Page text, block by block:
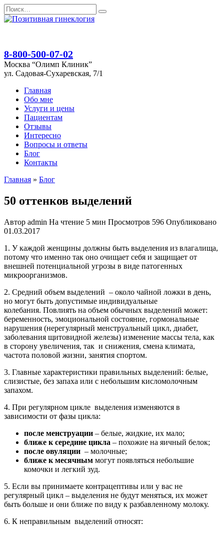
Перейти
к
Search
for:
8-800-500-07-02
Москва “Олимп Клиник”
ул. Садовая-Сухаревская, 7/1
Главная
Обо мне
Услуги и цены
Пациентам
Отзывы
Интересно
Вопросы и ответы
Блог
Контакты
Главная » Блог
50 оттенков выделений
Автор admin На чтение 5 мин Просмотров 596 Опубликовано
01.03.2017
1. У каждой женщины должны быть выделения из влагалища,
потому что именно так оно очищает себя и защищает от
внешней потенциальной угрозы в виде патогенных
микроорганизмов.
2. Средний объем выделений – около чайной ложки в день,
но могут быть допустимые индивидуальные
колебания. Повлиять на объем обычных выделений может:
беременность, эмоциональной состояние, гормональные
нарушения (нерегулярный менструальный цикл, диабет,
заболевания щитовидной железы) изменение массы тела, как
в сторону увеличения, так и снижения, смена климата,
частота половой жизни, занятия спортом.
3. Главные характеристики правильных выделений: белые,
слизистые, без запаха или с небольшим кисломолочным
запахом.
4. При регулярном цикле выделения изменяются в
зависимости от фазы цикла:
после менструации – белые, жидкие, их мало;
ближе к середине цикла – похожие на яичный белок;
после овуляции – молочные;
ближе к месячным могут появляться небольшие
комочки и легкий зуд.
5. Если вы принимаете контрацептивы или у вас не
регулярный цикл – выделения не будут меняться, их может
быть больше и они ближе по виду к разбавленному молоку.
6. К неправильным выделений относят: